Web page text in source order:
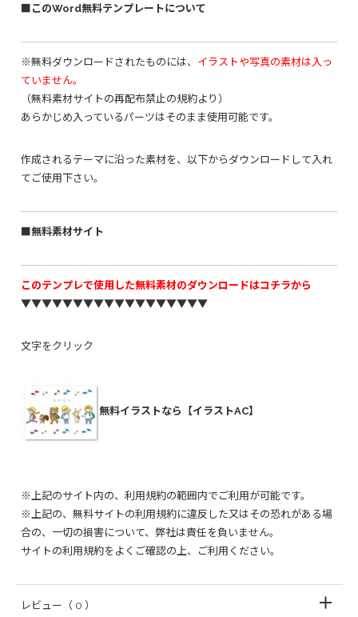
■このWord無料テンプレートについて
※無料ダウンロードされたものには、 イラストや写真の素材は入っ
ていません。
（無料素材サイトの再配布禁止の規約より）
あらかじめ入っているパーツはそのまま使用可能です。
作成されるテーマに沿った素材を、以下からダウンロードして入れ
てご使用下さい。
■無料素材サイト
このテンプレで使用した無料素材のダウンロードはコチラから
▼▼▼▼▼▼▼▼▼▼▼▼▼▼▼▼▼▼
文字をクリック
無料イラストなら【イラストAC】
※上記のサイト内の、利用規約の範囲内でご利用が可能です。
※上記の、無料サイトの利用規約に違反した又はその恐れがある場
合の、一切の損害について、弊社は責任を負いません。
サイトの利用規約をよくご確認の上、ご利用ください。
レビュー （ 0 ）